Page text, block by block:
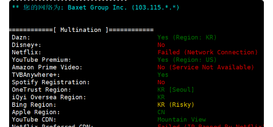
Finished in : 4 min 27
sec